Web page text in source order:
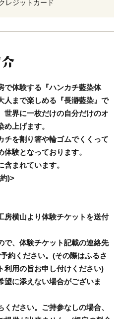
レジットカード
で体験する『ハンカチ藍染体
人まで楽しめる『長瀞藍染』で
世界に一枚だけの自分だけのオ
上げます。
チを割り箸や輪ゴムでくくって
体験となっております。
まれています。
)>
横山より体験チケットを送付
、体験チケット記載の連絡先
約ください。(その際はふるさ
利用の旨お申し付けください)
に添えない場合がございま
ださい。ご持参なしの場合、